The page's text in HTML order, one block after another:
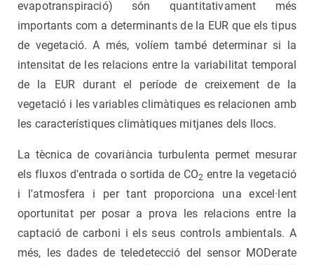
evapotranspiració) són quantitativament més
importants com a determinants de la EUR que els tipus
de vegetació. A més, volíem també determinar si la
intensitat de les relacions entre la variabilitat temporal
de la EUR durant el període de creixement de la
vegetació i les variables climàtiques es relacionen amb
les característiques climàtiques mitjanes dels llocs.
La tècnica de covariància turbulenta permet mesurar
els fluxos d'entrada o sortida de CO2 entre la vegetació
i l'atmosfera i per tant proporciona una excel·lent
oportunitat per posar a prova les relacions entre la
captació de carboni i els seus controls ambientals. A
més, les dades de teledetecció del sensor MODerate